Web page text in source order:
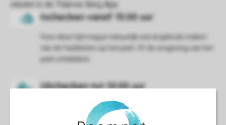
Voor deze tijd mag je natuurlijk wel al gebruik maken
van de faciliteiten op het park. Of de omgeving van het
park ontdekken.
De rest van de dag ben je natuurlijk wel van harte
welkom bij de faciliteiten op het park.